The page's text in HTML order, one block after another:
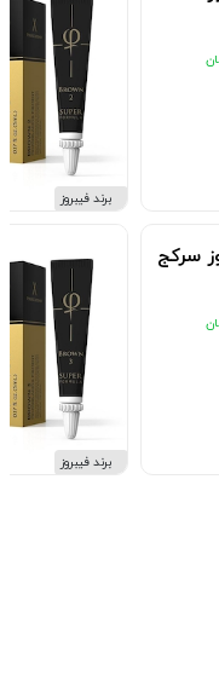
سرکج
برند فیبروز
برند فیبروز